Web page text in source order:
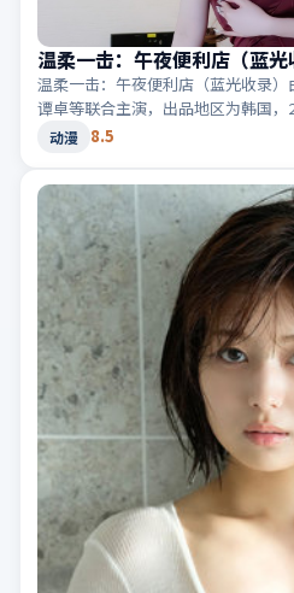
温柔一击：午夜便利店（蓝光
温柔一击：午夜便利店（蓝光收录）
谭卓等联合主演，出品地区为韩国
位为动漫·爱情，关于错过与重逢。
动漫 8.5